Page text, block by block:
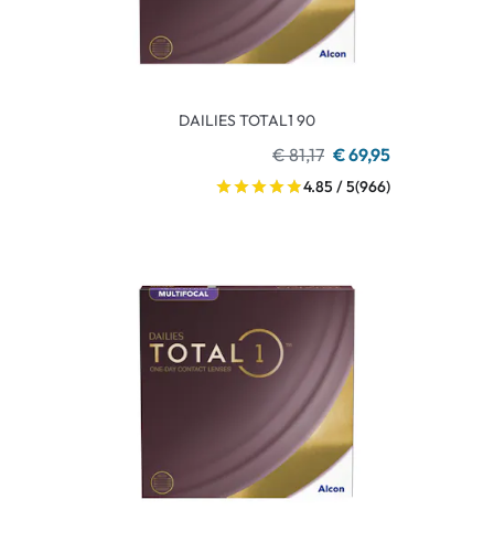
DAILIES TOTAL1 90
€ 81,17 € 69,95
4.85 / 5(966)